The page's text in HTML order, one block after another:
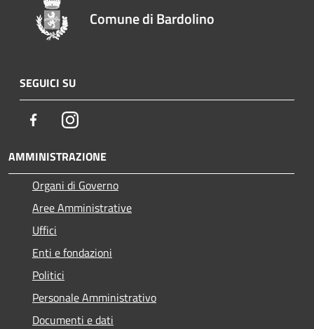
Comune di Bardolino
SEGUICI SU
FacebookInstagram
AMMINISTRAZIONE
Organi di Governo
Aree Amministrative
Uffici
Enti e fondazioni
Politici
Personale Amministrativo
Documenti e dati